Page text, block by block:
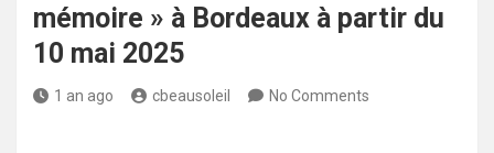
mémoire » à Bordeaux à partir du
10 mai 2025
1 an ago cbeausoleil No Comments